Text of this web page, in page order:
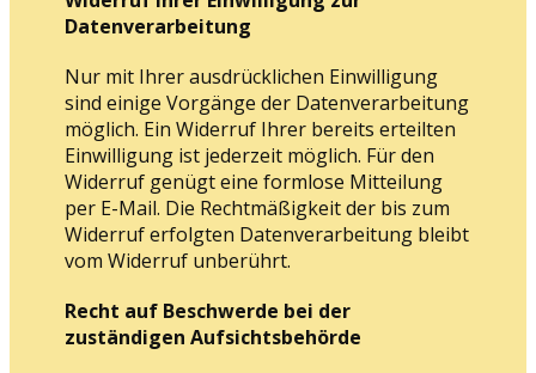
Datenverarbeitung
Nur mit Ihrer ausdrücklichen Einwilligung
sind einige Vorgänge der Datenverarbeitung
möglich. Ein Widerruf Ihrer bereits erteilten
Einwilligung ist jederzeit möglich. Für den
Widerruf genügt eine formlose Mitteilung
per E-Mail. Die Rechtmäßigkeit der bis zum
Widerruf erfolgten Datenverarbeitung bleibt
vom Widerruf unberührt.
Recht auf Beschwerde bei der
zuständigen Aufsichtsbehörde